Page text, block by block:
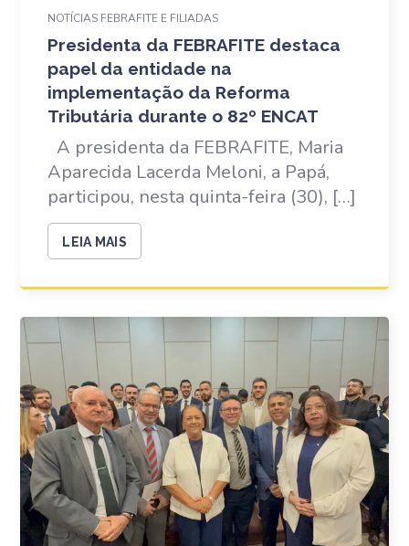
NOTÍCIAS FEBRAFITE E FILIADAS
Presidenta da FEBRAFITE destaca
papel da entidade na
implementação da Reforma
Tributária durante o 82º ENCAT
A presidenta da FEBRAFITE, Maria
Aparecida Lacerda Meloni, a Papá,
participou, nesta quinta-feira (30), […]
LEIA MAIS